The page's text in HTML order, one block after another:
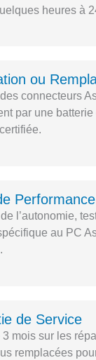
heures à
ou
connecteurs
par une batterie
Performance
l’autonomie,
au PC
de Service
3 mois sur les
remplacées